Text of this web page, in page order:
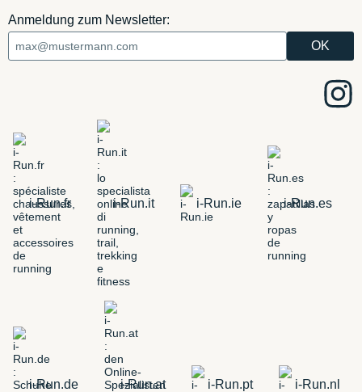
Anmeldung zum Newsletter:
i-Run.fr i-Run.it i-Run.ie i-Run.es
i-Run.de i-Run.at i-Run.pt i-Run.nl